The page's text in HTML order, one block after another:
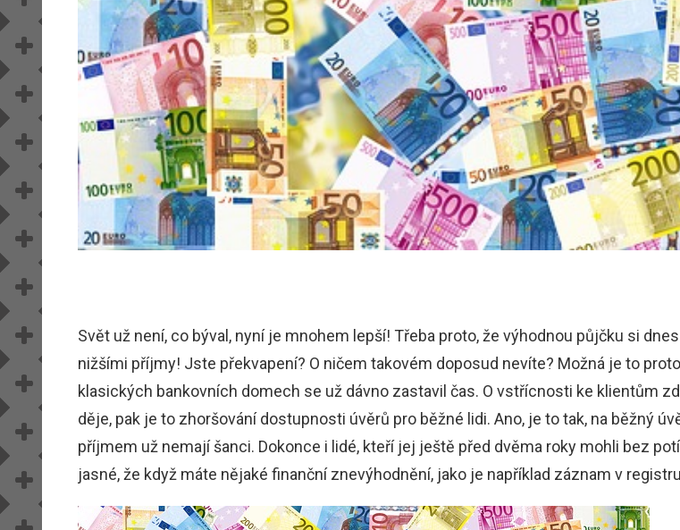
Svět už není, co býval, nyní je mnohem lepší! Třeba proto, že výhodnou půjčku si
nižšími příjmy! Jste překvapení? O ničem takovém doposud nevíte? Možná je to
klasických bankovních domech se už dávno zastavil čas. O vstřícnosti ke klientům
děje, pak je to zhoršování dostupnosti úvěrů pro běžné lidi. Ano, je to tak, na běžný
příjmem už nemají šanci. Dokonce i lidé, kteří jej ještě před dvěma roky mohli bez
jasné, že když máte nějaké finanční znevýhodnění, jako je například záznam v